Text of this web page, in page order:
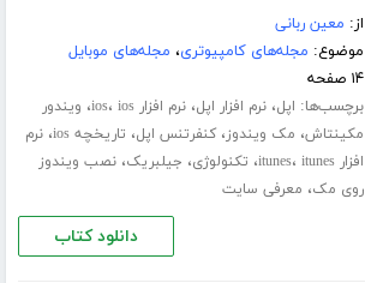
از: معین ربانی
موضوع: مجله‌های کامپیوتری، مجله‌های موبایل
۱۴ صفحه
برچسب‌ها: اپل،نرم افزار اپل،نرم افزار ios ، ios ، ویندور
مکینتاش، مک ویندوز،کنفرتنس اپل، تاریخچه ios ،نرم
افزار itunes
، itunes ، تکنولوژی، جیلبریک،نصب ویندوز
روی مک، معرفی سایت
دانلود کتاب